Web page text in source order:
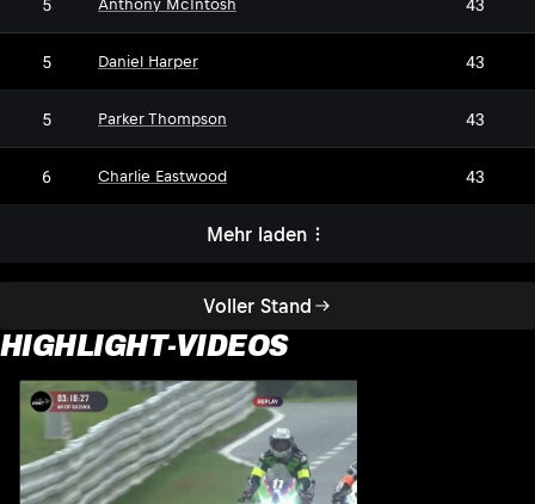
Voller Stand
Anthony McIntosh
5 Daniel Harper 43
5 Parker Thompson 43
6 Charlie Eastwood 43
Mehr laden
HIGHLIGHT-VIDEOS